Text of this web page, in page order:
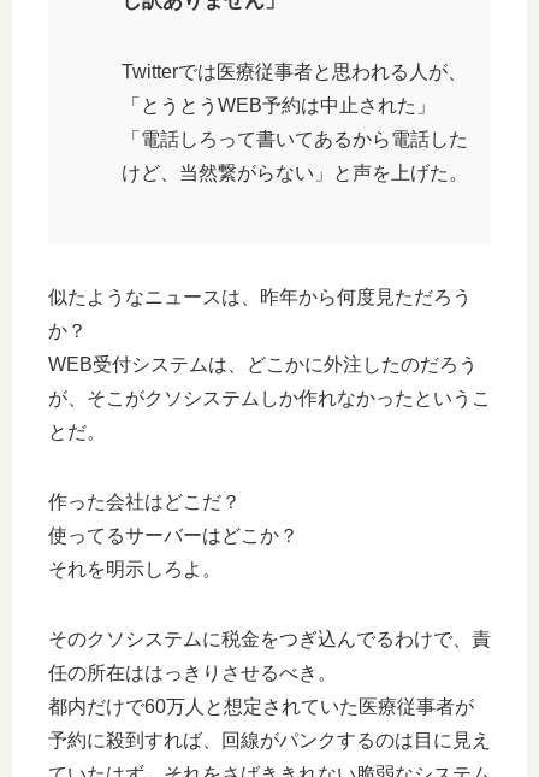
Twitterでは医療従事者と思われる人が、
「とうとうWEB予約は中止された」
「電話しろって書いてあるから電話した
けど、当然繋がらない」と声を上げた。
似たようなニュースは、昨年から何度見ただろう
か？
WEB受付システムは、どこかに外注したのだろう
が、そこがクソシステムしか作れなかったというこ
とだ。
作った会社はどこだ？
使ってるサーバーはどこか？
それを明示しろよ。
そのクソシステムに税金をつぎ込んでるわけで、責
任の所在ははっきりさせるべき。
都内だけで60万人と想定されていた医療従事者が
予約に殺到すれば、回線がパンクするのは目に見え